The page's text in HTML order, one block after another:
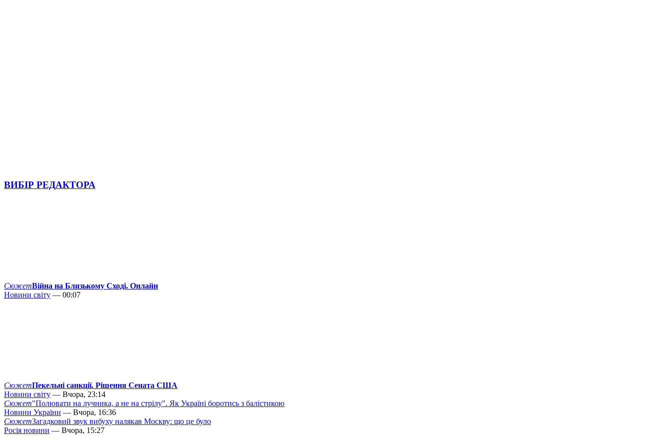
ВИБІР РЕДАКТОРА
СюжетВійна на Близькому Сході. Онлайн
Новини світу — 00:07
СюжетПекельні санкції. Рішення Сената США
Новини світу — Вчора, 23:14
Сюжет"Полювати на лучника, а не на стрілу". Як Україні боротись з балістикою
Новини України — Вчора, 16:36
СюжетЗагадковий звук вибуху налякав Москву: що це було
Росія новини — Вчора, 15:27